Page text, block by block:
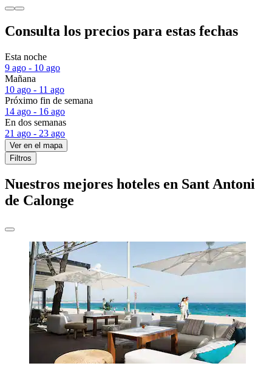
Consulta los precios para estas fechas
Esta noche
9 ago - 10 ago
Mañana
10 ago - 11 ago
Próximo fin de semana
14 ago - 16 ago
En dos semanas
21 ago - 23 ago
Ver en el mapa
Filtros
Nuestros mejores hoteles en Sant Antoni
de Calonge